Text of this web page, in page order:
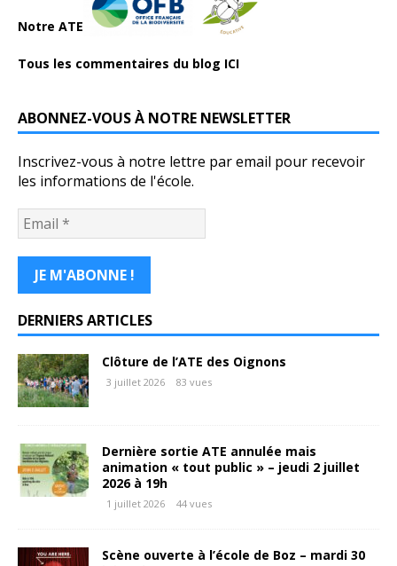
Notre ATE
Tous les commentaires du blog ICI
ABONNEZ-VOUS À NOTRE NEWSLETTER
Inscrivez-vous à notre lettre par email pour recevoir
les informations de l'école.
DERNIERS ARTICLES
Clôture de l’ATE des Oignons
3 juillet 2026 83 vues
Dernière sortie ATE annulée mais
animation « tout public » – jeudi 2 juillet
2026 à 19h
1 juillet 2026 44 vues
Scène ouverte à l’école de Boz – mardi 30